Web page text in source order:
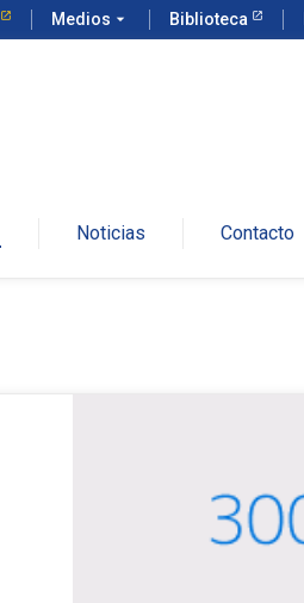
Medios arrow_drop_down Biblioteca
Noticias Contacto